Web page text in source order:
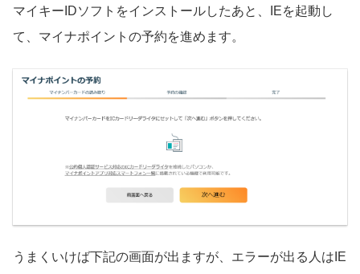
マイキーIDソフトをインストールしたあと、IEを起動し
て、マイナポイントの予約を進めます。
うまくいけば下記の画面が出ますが、エラーが出る人はIE